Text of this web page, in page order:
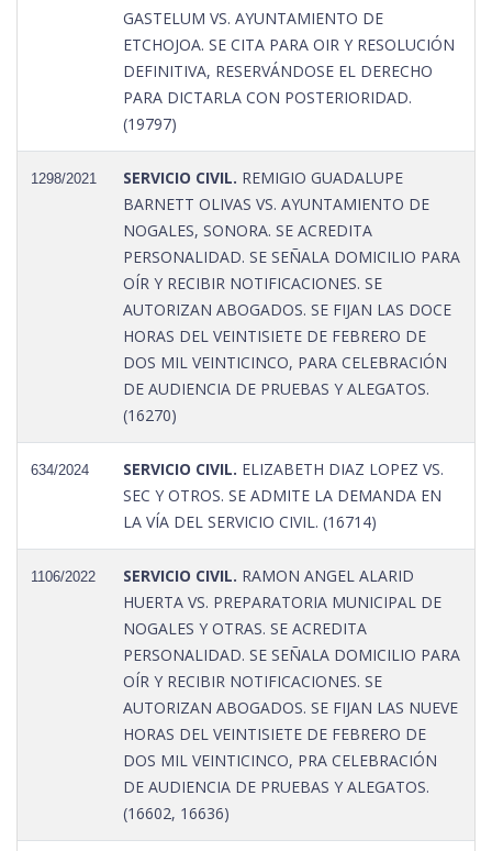
GASTELUM VS. AYUNTAMIENTO DE
ETCHOJOA. SE CITA PARA OIR Y RESOLUCIÓN
DEFINITIVA, RESERVÁNDOSE EL DERECHO
PARA DICTARLA CON POSTERIORIDAD.
(19797)
1298/2021 SERVICIO CIVIL. REMIGIO GUADALUPE
BARNETT OLIVAS VS. AYUNTAMIENTO DE
NOGALES, SONORA. SE ACREDITA
PERSONALIDAD. SE SEÑALA DOMICILIO PARA
OÍR Y RECIBIR NOTIFICACIONES. SE
AUTORIZAN ABOGADOS. SE FIJAN LAS DOCE
HORAS DEL VEINTISIETE DE FEBRERO DE
DOS MIL VEINTICINCO, PARA CELEBRACIÓN
DE AUDIENCIA DE PRUEBAS Y ALEGATOS.
(16270)
634/2024 SERVICIO CIVIL. ELIZABETH DIAZ LOPEZ VS.
SEC Y OTROS. SE ADMITE LA DEMANDA EN
LA VÍA DEL SERVICIO CIVIL. (16714)
1106/2022 SERVICIO CIVIL. RAMON ANGEL ALARID
HUERTA VS. PREPARATORIA MUNICIPAL DE
NOGALES Y OTRAS. SE ACREDITA
PERSONALIDAD. SE SEÑALA DOMICILIO PARA
OÍR Y RECIBIR NOTIFICACIONES. SE
AUTORIZAN ABOGADOS. SE FIJAN LAS NUEVE
HORAS DEL VEINTISIETE DE FEBRERO DE
DOS MIL VEINTICINCO, PRA CELEBRACIÓN
DE AUDIENCIA DE PRUEBAS Y ALEGATOS.
(16602, 16636)